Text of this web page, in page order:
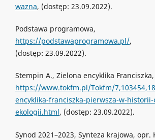
wazna, (dostęp: 23.09.2022).
Podstawa programowa,
https://podstawaprogramowa.pl/,
(dostęp: 23.09.2022).
Stempin A., Zielona encyklika Franciszka,
https://www.tokfm.pl/Tokfm/
encyklika-franciszka-pierwsza-w-historii-
ekologii.html, (dostęp: 23.09.2022).
Synod 2021–2023, Synteza krajowa, opr.